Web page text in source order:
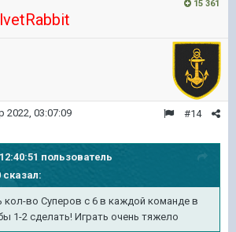
15 361
#14
2022, 03:07:09
пользователь
сказал:
во Суперов с 6 в каждой команде в
1-2 сделать! Играть очень тяжело